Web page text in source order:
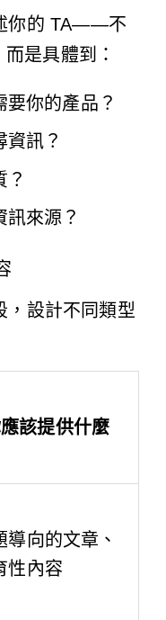
你的 TA——不
是具體到：
你的產品？
訊？
？
來源？
，設計不同類型
該提供什麼
導向的文章、
性內容